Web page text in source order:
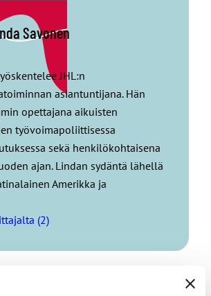
Savonen
JHL:n
asiantuntijana. Hän
opettajana aikuisten
työvoimapoliittisessa
sekä henkilökohtaisena
ajan. Lindan sydäntä lähellä
Amerikka ja
(2)
myös